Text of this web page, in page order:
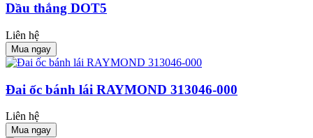
Dầu thắng DOT5
Liên hệ
Mua ngay
Đai ốc bánh lái RAYMOND 313046-000
Liên hệ
Mua ngay